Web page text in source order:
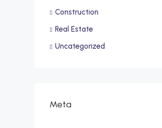
Construction
Real Estate
Uncategorized
Meta